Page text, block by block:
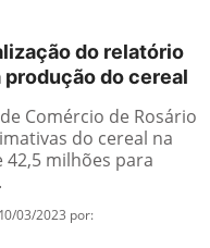
do relatório
produção do cereal
Comércio de Rosário
do cereal na
milhões para
03/2023 por: